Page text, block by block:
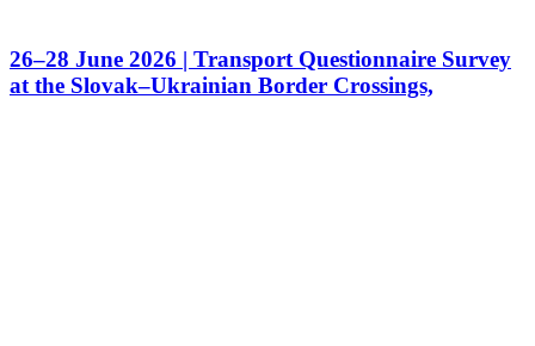
26–28 June 2026 | Transport Questionnaire Survey
at the Slovak–Ukrainian Border Crossings,